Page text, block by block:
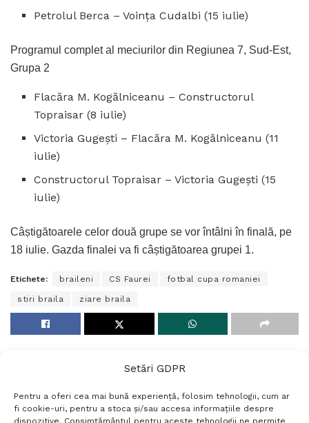
Setări GDPR
Pentru a oferi cea mai bună experiență, folosim tehnologii, cum ar
fi cookie-uri, pentru a stoca și/sau accesa informațiile despre
dispozitive. Consimțământul pentru aceste tehnologii ne permite
Petrolul Berca – Voința Cudalbi (15 iulie)
Programul complet al meciurilor din Regiunea 7, Sud-Est,
Grupa 2
Flacăra M. Kogălniceanu – Constructorul
Topraisar (8 iulie)
Victoria Gugești – Flacăra M. Kogălniceanu (11
iulie)
Constructorul Topraisar – Victoria Gugești (15
iulie)
Câștigătoarele celor două grupe se vor întâlni în finală, pe
18 iulie. Gazda finalei va fi câștigătoarea grupei 1.
Etichete: braileni CS Faurei fotbal cupa romaniei
stiri braila ziare braila